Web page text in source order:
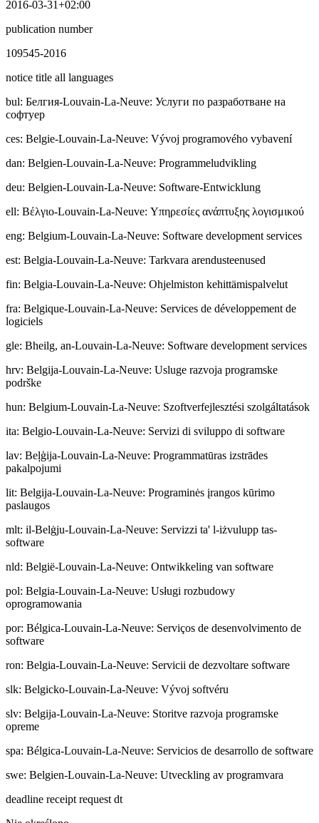
2016-03-31+02:00
publication number
109545-2016
notice title all languages
bul: Бeлгия-Louvain-La-Neuve: Услуги по разработване на
софтуер
ces: Belgie-Louvain-La-Neuve: Vývoj programového vybavení
dan: Belgien-Louvain-La-Neuve: Programmeludvikling
deu: Belgien-Louvain-La-Neuve: Software-Entwicklung
ell: Βέλγιο-Louvain-La-Neuve: Υπηρεσίες ανάπτυξης λογισμικού
eng: Belgium-Louvain-La-Neuve: Software development services
est: Belgia-Louvain-La-Neuve: Tarkvara arendusteenused
fin: Belgia-Louvain-La-Neuve: Ohjelmiston kehittämispalvelut
fra: Belgique-Louvain-La-Neuve: Services de développement de
logiciels
gle: Bheilg, an-Louvain-La-Neuve: Software development services
hrv: Belgija-Louvain-La-Neuve: Usluge razvoja programske
podrške
hun: Belgium-Louvain-La-Neuve: Szoftverfejlesztési szolgáltatások
ita: Belgio-Louvain-La-Neuve: Servizi di sviluppo di software
lav: Beļģija-Louvain-La-Neuve: Programmatūras izstrādes
pakalpojumi
lit: Belgija-Louvain-La-Neuve: Programinės įrangos kūrimo
paslaugos
mlt: il-Belġju-Louvain-La-Neuve: Servizzi ta' l-iżvulupp tas-
software
nld: België-Louvain-La-Neuve: Ontwikkeling van software
pol: Belgia-Louvain-La-Neuve: Usługi rozbudowy
oprogramowania
por: Bélgica-Louvain-La-Neuve: Serviços de desenvolvimento de
software
ron: Belgia-Louvain-La-Neuve: Servicii de dezvoltare software
slk: Belgicko-Louvain-La-Neuve: Vývoj softvéru
slv: Belgija-Louvain-La-Neuve: Storitve razvoja programske
opreme
spa: Bélgica-Louvain-La-Neuve: Servicios de desarrollo de software
swe: Belgien-Louvain-La-Neuve: Utveckling av programvara
deadline receipt request dt